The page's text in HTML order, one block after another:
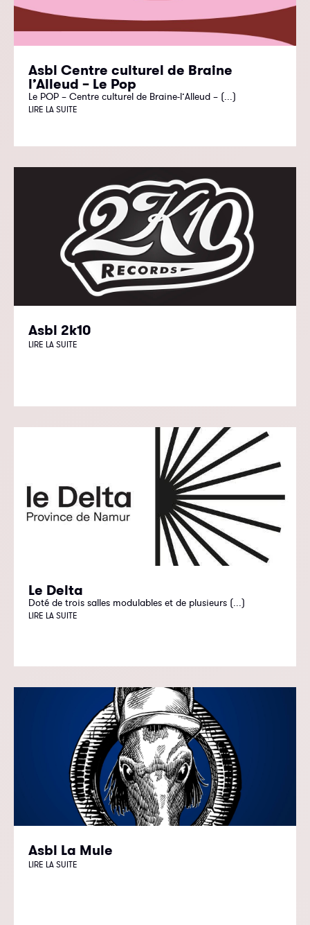
Asbl Centre culturel de Braine
l’Alleud – Le Pop
Le POP – Centre culturel de Braine-l’Alleud – (...)
LIRE LA SUITE
Asbl 2k10
LIRE LA SUITE
Le Delta
Doté de trois salles modulables et de plusieurs (...)
LIRE LA SUITE
Asbl La Mule
LIRE LA SUITE